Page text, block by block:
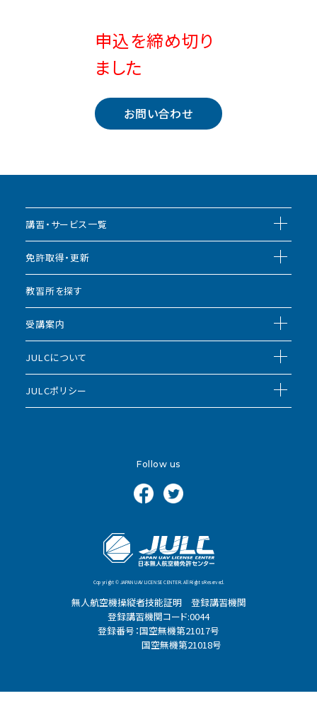
申込を締め切り
ました
お問い合わせ
講習・サービス一覧
免許取得・更新
教習所を探す
受講案内
JULCについて
JULCポリシー
Follow us
Copyright © JAPAN UAV LICENSE CENTER. All Rights Reserved.
無人航空機操縦者技能証明 登録講習機関
登録講習機関コード:0044
登録番号：国空無機第21017号
国空無機第21018号